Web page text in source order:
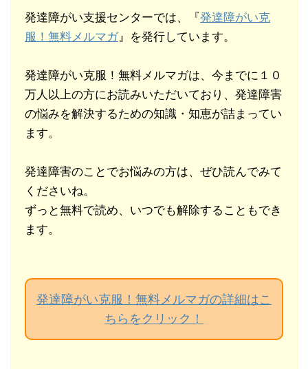
発達障がい支援センターでは、『発達障がい克
服！無料メルマガ』を発行しています。
発達障がい克服！無料メルマガは、今までに１０
万人以上の方にお読みいただいており、発達障害
の悩みを解決するための知識・知恵が詰まってい
ます。
発達障害のことでお悩みの方は、ぜひ読んでみて
くださいね。
ずっと無料で読め、いつでも解除することもでき
ます。
発達障がい克服！無料メルマガの詳細はこ
ちらをクリック！